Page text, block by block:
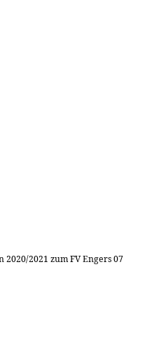
2021 zum FV Engers 07